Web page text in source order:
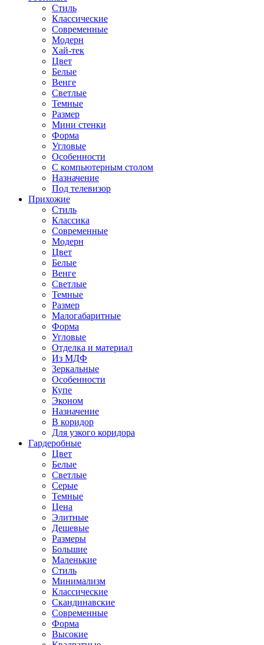
Стиль
Классические
Современные
Модерн
Хай-тек
Цвет
Белые
Венге
Светлые
Темные
Размер
Мини стенки
Форма
Угловые
Особенности
С компьютерным столом
Назначение
Под телевизор
Прихожие
Стиль
Классика
Современные
Модерн
Цвет
Белые
Венге
Светлые
Темные
Размер
Малогабаритные
Форма
Угловые
Отделка и материал
Из МДФ
Зеркальные
Особенности
Купе
Эконом
Назначение
В коридор
Для узкого коридора
Гардеробные
Цвет
Белые
Светлые
Серые
Темные
Цена
Элитные
Дешевые
Размеры
Большие
Маленькие
Стиль
Минимализм
Классические
Скандинавские
Современные
Форма
Высокие